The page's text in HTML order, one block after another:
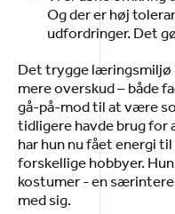
Og der er høj
udfordringer. Det
Det trygge læringsmiljø
mere overskud – både
gå-på-mod til at være
tidligere havde brug
har hun nu fået energi
forskellige hobbyer.
kostumer - en
med sig.